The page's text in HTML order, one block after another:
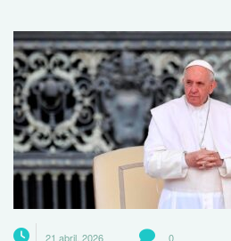
21 abril, 2026 0